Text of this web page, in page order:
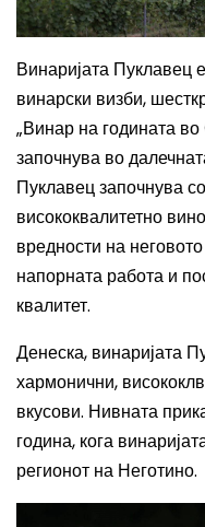
Винаријата Пуклавец
винарски визби,
„Винар на годината во
започнува во
Пуклавец започнува
висококвалитетно
вредности на
напорната работа и
квалитет.
Денеска, винаријата
хармонични,
вкусови. Нивната
година, кога
регионот на Неготино.